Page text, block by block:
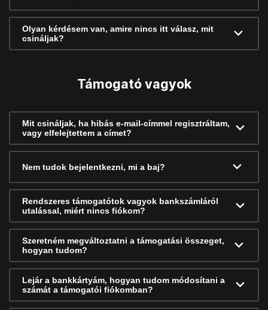
Olyan kérdésem van, amire nincs itt válasz, mit
csináljak?
Támogató vagyok
Mit csináljak, ha hibás e-mail-címmel regisztráltam,
vagy elfelejtettem a címet?
Nem tudok bejelentkezni, mi a baj?
Rendszeres támogatótok vagyok bankszámláról
utalással, miért nincs fiókom?
Szeretném megváltoztatni a támogatási összeget,
hogyan tudom?
Lejár a bankkártyám, hogyan tudom módosítani a
számát a támogatói fiókomban?